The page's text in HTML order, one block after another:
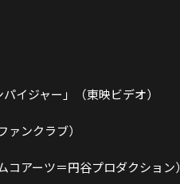
イジャー」（東映ビデオ）
ンクラブ）
アーツ＝円谷プロダクション）